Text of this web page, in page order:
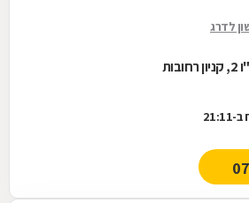
לדרג